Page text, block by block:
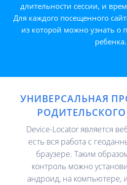
длительности сессии, и
Для каждого посещенного
из которой можно узнать о
ребенка.
УНИВЕРСАЛЬНАЯ
Device-Locator является
есть вся работа с
браузере. Таким
контроль можно
андроид, на компьютере,